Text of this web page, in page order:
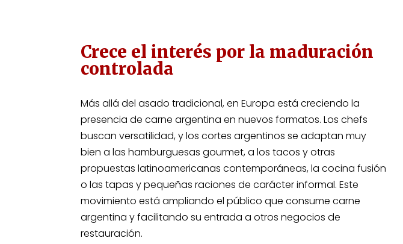
Crece el interés por la maduración
controlada
Más allá del asado tradicional, en Europa está creciendo la
presencia de carne argentina en nuevos formatos. Los chefs
buscan versatilidad, y los cortes argentinos se adaptan muy
bien a las hamburguesas gourmet, a los tacos y otras
propuestas latinoamericanas contemporáneas, la cocina fusión
o las tapas y pequeñas raciones de carácter informal. Este
movimiento está ampliando el público que consume carne
argentina y facilitando su entrada a otros negocios de
restauración.